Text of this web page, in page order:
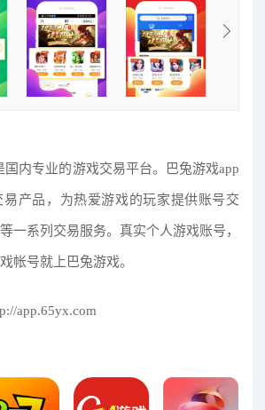
国内专业的游戏交易平台。巴兔游戏app
产品，为热爱游戏的玩家提供账号交
一系列交易服务。真实个人游戏账号，
帐号就上巴兔游戏。
app.65yx.com